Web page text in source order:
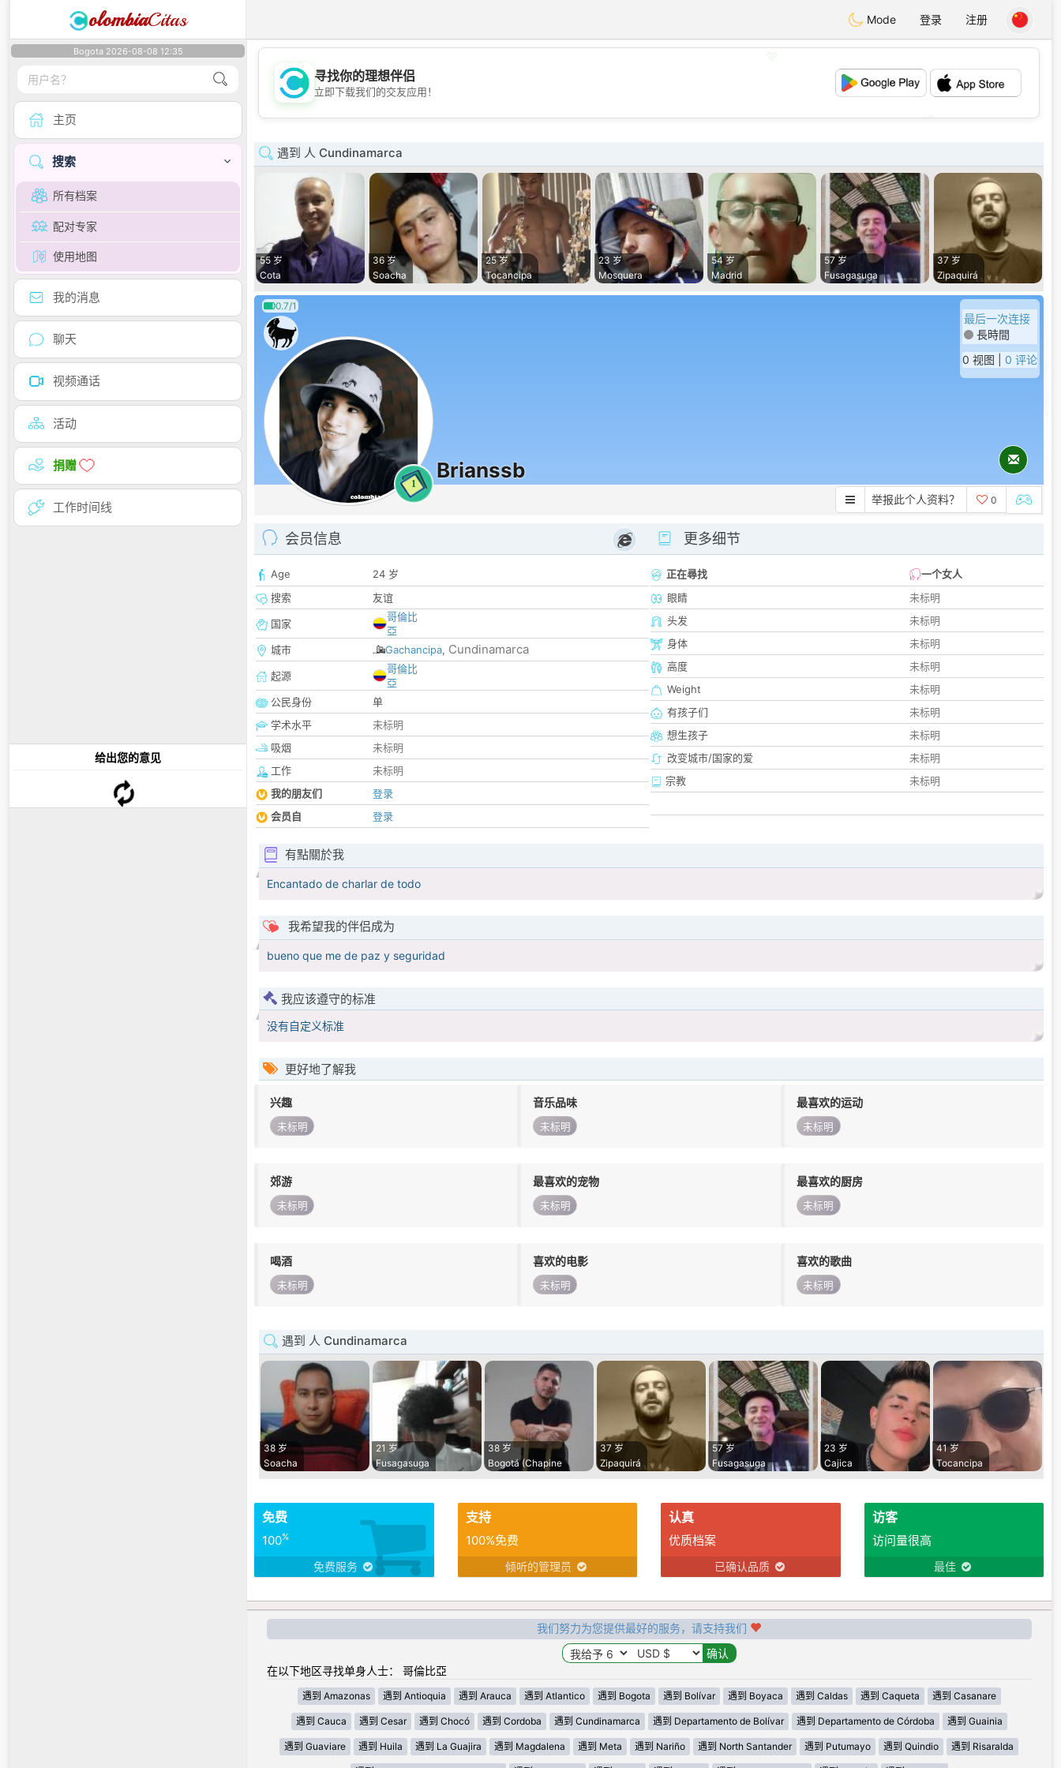
olombiaCitas Mode 登录 注册
Bogota 2026-08-08 12:35
主页
搜索
所有档案
配对专家
使用地图
我的消息
聊天
视频通话
活动
捐赠
工作时间线
给出您的意见
💖
💕
寻找你的理想伴侣
立即下载我们的交友应用！
遇到 人 Cundinamarca
55 岁
Cota
36 岁
Soacha
25 岁
Tocancipa
23 岁
Mosquera
54 岁
Madrid
57 岁
Fusagasuga
37 岁
Zipaquirá
0.7/1
1
Brianssb
最后一次连接
長時間
0 视图 | 0 评论
举报此个人资料？ 0
会员信息
Age
24 岁
搜索
友谊
国家
哥倫比
亞
城市
Gachancipa, Cundinamarca
起源
哥倫比
亞
公民身份
单
学术水平
未标明
吸烟
未标明
工作
未标明
我的朋友们
登录
会员自
登录
更多细节
正在尋找
一个女人
眼睛
未标明
头发
未标明
身体
未标明
高度
未标明
Weight
未标明
有孩子们
未标明
想生孩子
未标明
改变城市/国家的爱
未标明
宗教
未标明
有點關於我
Encantado de charlar de todo
我希望我的伴侣成为
bueno que me de paz y seguridad
我应该遵守的标准
没有自定义标准
更好地了解我
兴趣
未标明
音乐品味
未标明
最喜欢的运动
未标明
郊游
未标明
最喜欢的宠物
未标明
最喜欢的厨房
未标明
喝酒
未标明
喜欢的电影
未标明
喜欢的歌曲
未标明
遇到 人 Cundinamarca
38 岁
Soacha
21 岁
Fusagasuga
38 岁
Bogotá (Chapine
37 岁
Zipaquirá
57 岁
Fusagasuga
23 岁
Cajica
41 岁
Tocancipa
免费
100%
免费服务
支持
100%免费
倾听的管理员
认真
优质档案
已确认品质
访客
访问量很高
最佳
我们努力为您提供最好的服务，请支持我们
在以下地区寻找单身人士： 哥倫比亞
遇到 Amazonas 遇到 Antioquia 遇到 Arauca 遇到 Atlantico 遇到 Bogota 遇到 Bolívar 遇到 Boyaca 遇到 Caldas 遇到 Caqueta 遇到 Casanare
遇到 Cauca 遇到 Cesar 遇到 Chocó 遇到 Cordoba 遇到 Cundinamarca 遇到 Departamento de Bolívar 遇到 Departamento de Córdoba 遇到 Guainia
遇到 Guaviare 遇到 Huila 遇到 La Guajira 遇到 Magdalena 遇到 Meta 遇到 Nariño 遇到 North Santander 遇到 Putumayo 遇到 Quindio 遇到 Risaralda